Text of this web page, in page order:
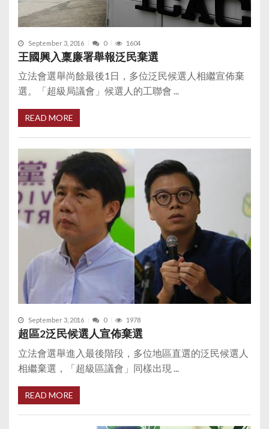
September 3, 2016 0 1604
王國興入稟廉署舉報泛民棄選
立法會選舉尚餘最後1日，多位泛民候選人相繼宣佈棄
選。「超級局議會」候選人的工聯會 ...
READ MORE
September 3, 2016 0 1978
超區2泛民候選人宣佈棄選
立法會選舉進入最後階段，多位地區直選的泛民候選人
相繼棄選，「超級區議會」同樣出現 ...
READ MORE